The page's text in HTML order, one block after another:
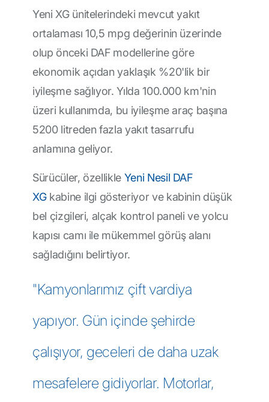
Yeni XG ünitelerindeki mevcut yakıt
ortalaması 10,5 mpg değerinin üzerinde
olup önceki DAF modellerine göre
ekonomik açıdan yaklaşık %20'lik bir
iyileşme sağlıyor. Yılda 100.000 km'nin
üzeri kullanımda, bu iyileşme araç başına
5200 litreden fazla yakıt tasarrufu
anlamına geliyor.
Sürücüler, özellikle Yeni Nesil DAF
XGkabine ilgi gösteriyor ve kabinin düşük
bel çizgileri, alçak kontrol paneli ve yolcu
kapısı camı ile mükemmel görüş alanı
sağladığını belirtiyor.
"Kamyonlarımız çift vardiya
yapıyor. Gün içinde şehirde
çalışıyor, geceleri de daha uzak
mesafelere gidiyorlar. Motorlar,